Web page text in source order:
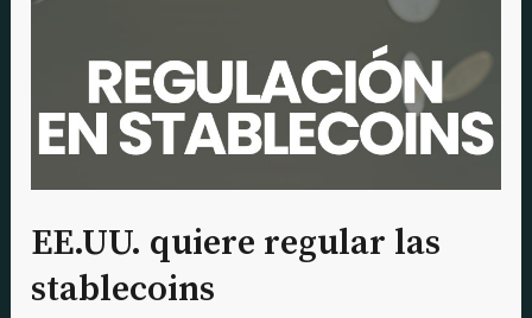
EE.UU. quiere regular las
stablecoins